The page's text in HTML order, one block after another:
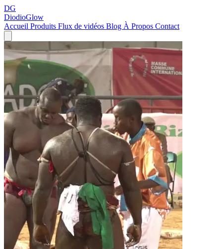
DG
DiodioGlow
Accueil Produits Flux de vidéos Blog À Propos Contact